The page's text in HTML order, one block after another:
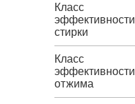
Класс
эффективности
стирки
Класс
эффективности
отжима